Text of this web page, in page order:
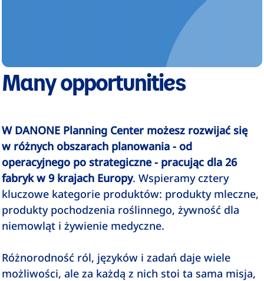
Many opportunities
W DANONE Planning Center możesz rozwijać się
w różnych obszarach planowania - od
operacyjnego po strategiczne - pracując dla 26
fabryk w 9 krajach Europy. Wspieramy cztery
kluczowe kategorie produktów: produkty mleczne,
produkty pochodzenia roślinnego, żywność dla
niemowląt i żywienie medyczne.
Różnorodność ról, języków i zadań daje wiele
możliwości, ale za każdą z nich stoi ta sama misja,